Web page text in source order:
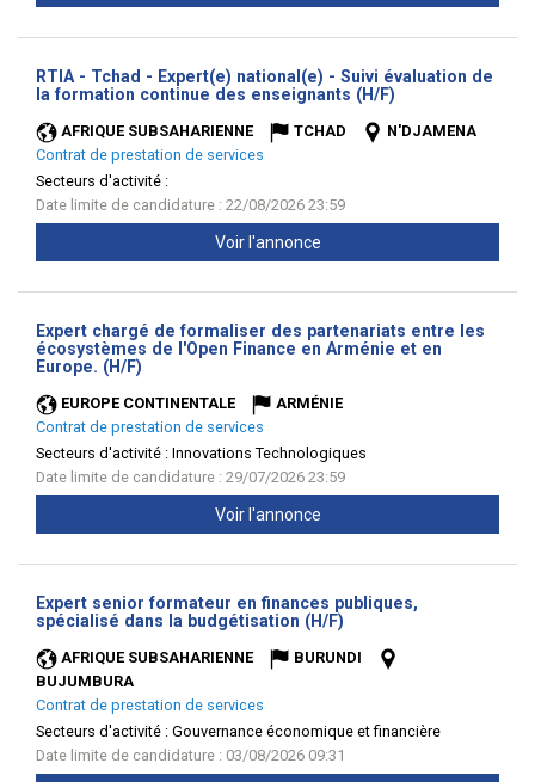
RTIA - Tchad - Expert(e) national(e) - Suivi évaluation de
la formation continue des enseignants (H/F)
AFRIQUE SUBSAHARIENNE TCHAD
N'DJAMENA
Contrat de prestation de services
Secteurs d'activité :
Date limite de candidature : 22/08/2026 23:59
Voir l'annonce
Expert chargé de formaliser des partenariats entre les
écosystèmes de l'Open Finance en Arménie et en
Europe. (H/F)
EUROPE CONTINENTALE
ARMÉNIE
Contrat de prestation de services
Secteurs d'activité : Innovations Technologiques
Date limite de candidature : 29/07/2026 23:59
Voir l'annonce
Expert senior formateur en finances publiques,
spécialisé dans la budgétisation (H/F)
AFRIQUE SUBSAHARIENNE
BURUNDI
BUJUMBURA
Contrat de prestation de services
Secteurs d'activité : Gouvernance économique et financière
Date limite de candidature : 03/08/2026 09:31